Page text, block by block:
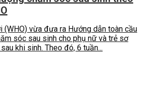
(WHO) vừa đưa ra Hướng dẫn toàn cầu
sóc sau sinh cho phụ nữ và trẻ sơ
khi sinh. Theo đó, 6 tuần...